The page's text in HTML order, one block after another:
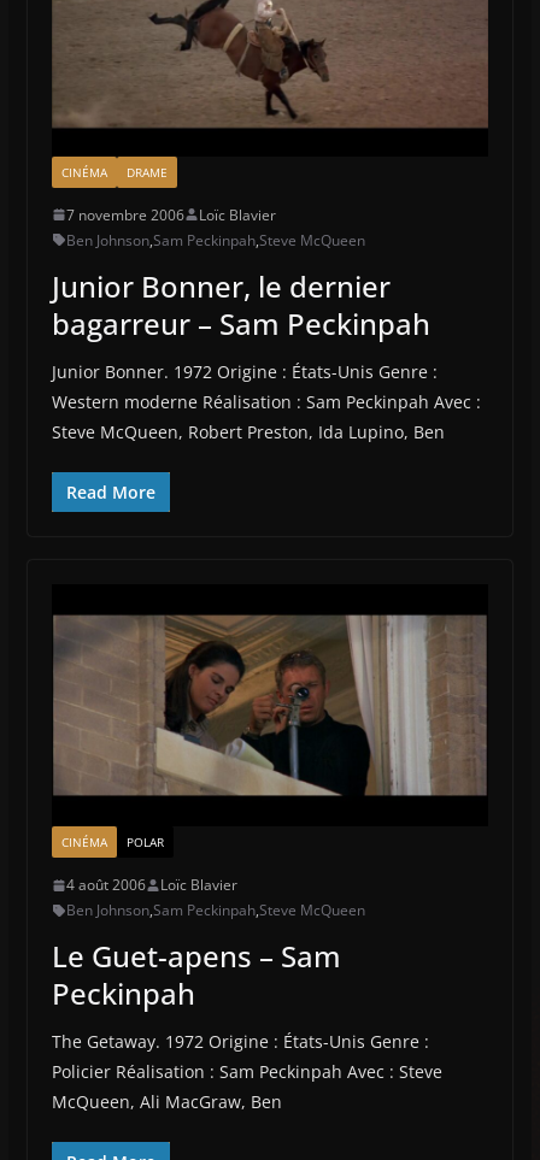
CINÉMA DRAME
7 novembre 2006
Loïc Blavier
Ben Johnson,Sam Peckinpah,Steve McQueen
Junior Bonner, le dernier
bagarreur – Sam Peckinpah
Junior Bonner. 1972 Origine : États-Unis Genre :
Western moderne Réalisation : Sam Peckinpah Avec :
Steve McQueen, Robert Preston, Ida Lupino, Ben
Read More
CINÉMA POLAR
4 août 2006
Loïc Blavier
Ben Johnson,Sam Peckinpah,Steve McQueen
Le Guet-apens – Sam
Peckinpah
The Getaway. 1972 Origine : États-Unis Genre :
Policier Réalisation : Sam Peckinpah Avec : Steve
McQueen, Ali MacGraw, Ben